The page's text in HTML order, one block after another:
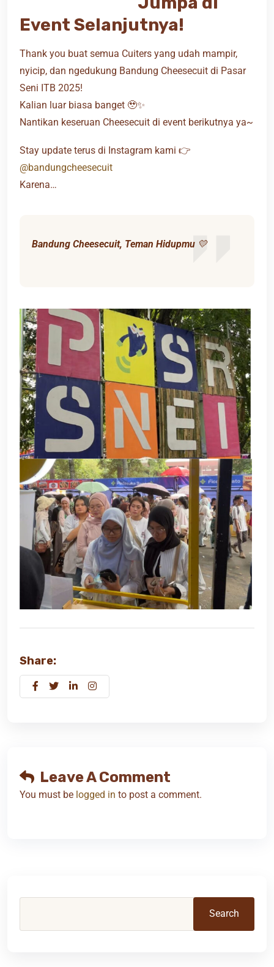
Event Selanjutnya!
Thank you buat semua Cuiters yang udah mampir,
nyicip, dan ngedukung Bandung Cheesecuit di Pasar
Seni ITB 2025!
Kalian luar biasa banget 🥹✨
Nantikan keseruan Cheesecuit di event berikutnya ya~
Stay update terus di Instagram kami 👉
@bandungcheesecuit
Karena…
Bandung Cheesecuit, Teman Hidupmu 💛
Share:
Leave A Comment
You must be logged in to post a comment.
Search